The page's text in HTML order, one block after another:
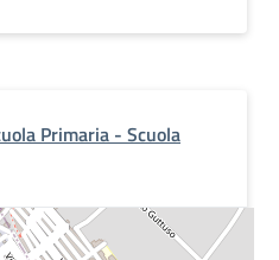
Primaria - Scuola